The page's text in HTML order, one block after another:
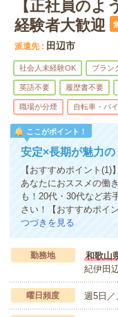
【正社員の
経験者大歓迎
派遣先 田辺市
社会人未経験OK ブラン
英語不要 履歴書不要
職場が分煙 自転車・バ
ここがポイント！
安定×長期が魅力
【おすすめポイント
あなたにおススメの働
も！20代・30代など若
さい！【おすすめポイ
つづきを見る
勤務地
和歌山
紀伊田
曜日頻度 週5日／